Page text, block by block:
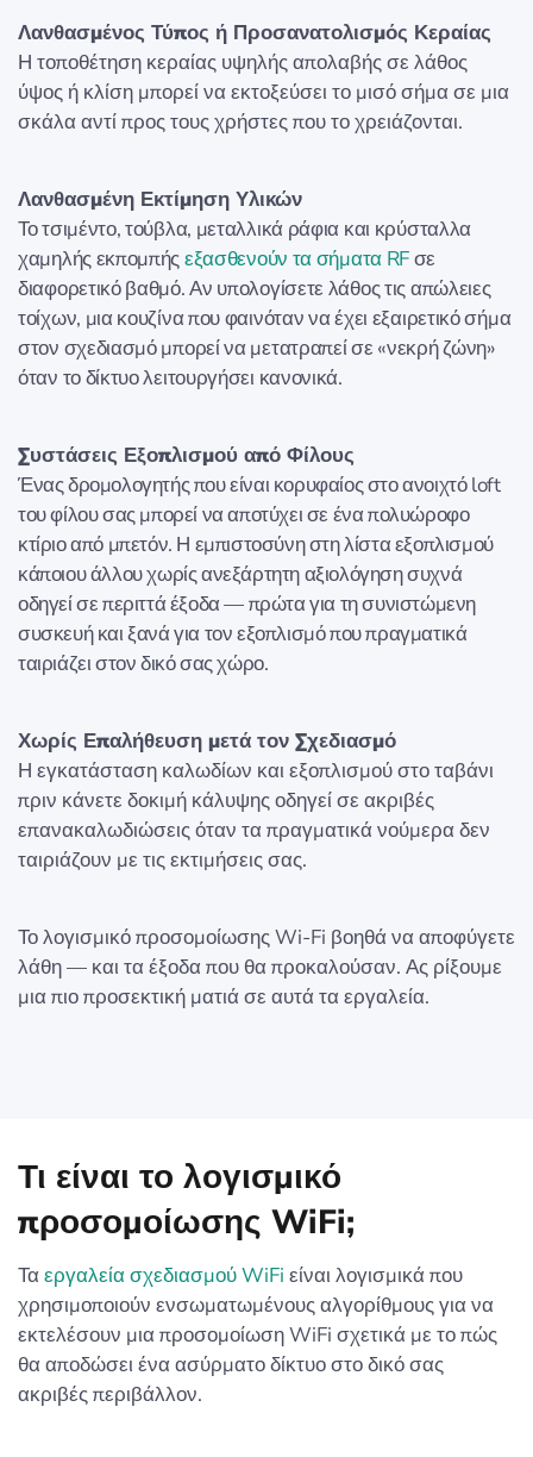
Λανθασμένος Τύπος ή Προσανατολισμός Κεραίας
Η τοποθέτηση κεραίας υψηλής απολαβής σε λάθος
ύψος ή κλίση μπορεί να εκτοξεύσει το μισό σήμα σε μια
σκάλα αντί προς τους χρήστες που το χρειάζονται.
Λανθασμένη Εκτίμηση Υλικών
Το τσιμέντο, τούβλα, μεταλλικά ράφια και κρύσταλλα
χαμηλής εκπομπήςεξασθενούν τα σήματα RFσε
διαφορετικό βαθμό. Αν υπολογίσετε λάθος τις απώλειες
τοίχων, μια κουζίνα που φαινόταν να έχει εξαιρετικό σήμα
στον σχεδιασμό μπορεί να μετατραπεί σε «νεκρή ζώνη»
όταν το δίκτυο λειτουργήσει κανονικά.
Συστάσεις Εξοπλισμού από Φίλους
Ένας δρομολογητής που είναι κορυφαίος στο ανοιχτό loft
του φίλου σας μπορεί να αποτύχει σε ένα πολυώροφο
κτίριο από μπετόν. Η εμπιστοσύνη στη λίστα εξοπλισμού
κάποιου άλλου χωρίς ανεξάρτητη αξιολόγηση συχνά
οδηγεί σε περιττά έξοδα — πρώτα για τη συνιστώμενη
συσκευή και ξανά για τον εξοπλισμό που πραγματικά
ταιριάζει στον δικό σας χώρο.
Χωρίς Επαλήθευση μετά τον Σχεδιασμό
Η εγκατάσταση καλωδίων και εξοπλισμού στο ταβάνι
πριν κάνετε δοκιμή κάλυψης οδηγεί σε ακριβές
επανακαλωδιώσεις όταν τα πραγματικά νούμερα δεν
ταιριάζουν με τις εκτιμήσεις σας.
Το λογισμικό προσομοίωσης Wi-Fi βοηθά να αποφύγετε
λάθη — και τα έξοδα που θα προκαλούσαν. Ας ρίξουμε
μια πιο προσεκτική ματιά σε αυτά τα εργαλεία.
Τι είναι το λογισμικό
προσομοίωσης WiFi;
Ταεργαλεία σχεδιασμού WiFi είναι λογισμικά που
χρησιμοποιούν ενσωματωμένους αλγορίθμους για να
εκτελέσουν μια προσομοίωση WiFi σχετικά με το πώς
θα αποδώσει ένα ασύρματο δίκτυο στο δικό σας
ακριβές περιβάλλον.